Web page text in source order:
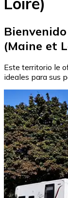
(Maine et
Este territorio le
ideales para sus